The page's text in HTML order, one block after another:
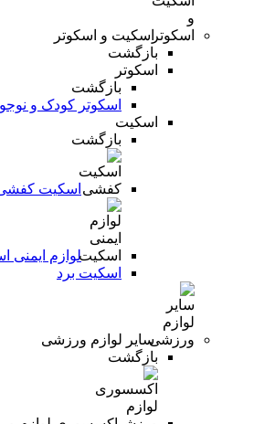
اسکیت و اسکوتر
بازگشت
اسکوتر
بازگشت
اسکوتر کودک و
اسکیت
بازگشت
اسکیت
لوازم ایمنی
اسکیت برد
سایر لوازم ورزشی
بازگشت